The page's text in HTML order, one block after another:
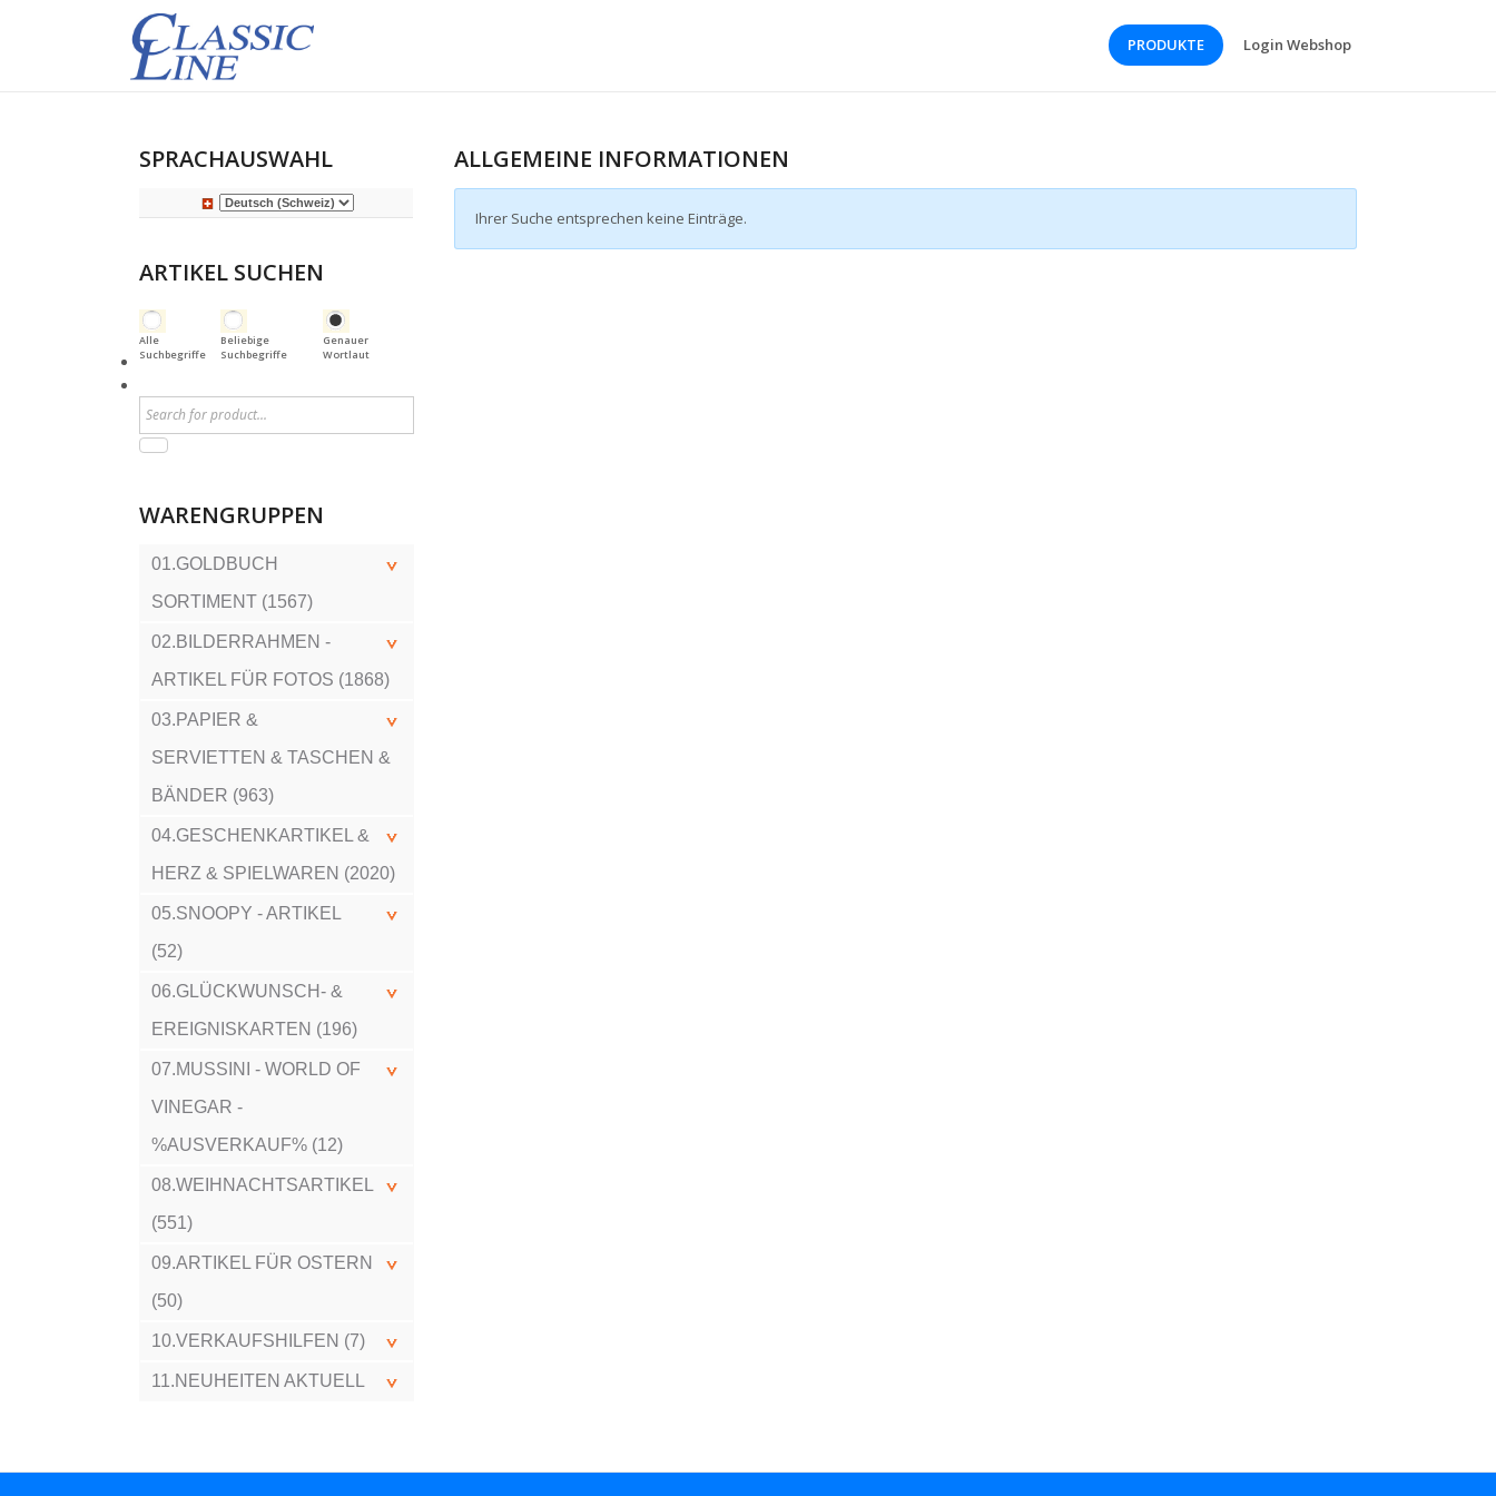
PRODUKTE Login Webshop
SPRACHAUSWAHL
ARTIKEL SUCHEN
Alle
Suchbegriffe
Beliebige
Suchbegriffe
Genauer
Wortlaut
WARENGRUPPEN
01.GOLDBUCH
SORTIMENT (1567)
02.BILDERRAHMEN -
ARTIKEL FÜR FOTOS (1868)
03.PAPIER &
SERVIETTEN & TASCHEN &
BÄNDER (963)
04.GESCHENKARTIKEL &
HERZ & SPIELWAREN (2020)
05.SNOOPY - ARTIKEL
(52)
06.GLÜCKWUNSCH- &
EREIGNISKARTEN (196)
07.MUSSINI - WORLD OF
VINEGAR -
%AUSVERKAUF% (12)
08.WEIHNACHTSARTIKEL
(551)
09.ARTIKEL FÜR OSTERN
(50)
10.VERKAUFSHILFEN (7)
11.NEUHEITEN AKTUELL
ALLGEMEINE INFORMATIONEN
Ihrer Suche entsprechen keine Einträge.